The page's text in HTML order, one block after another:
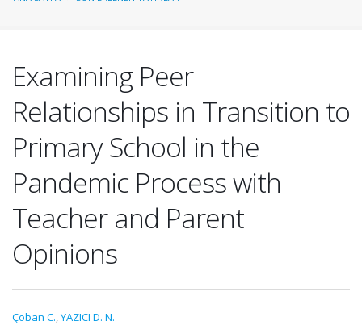
Examining Peer
Relationships in Transition to
Primary School in the
Pandemic Process with
Teacher and Parent
Opinions
Çoban C.,YAZICI D. N.